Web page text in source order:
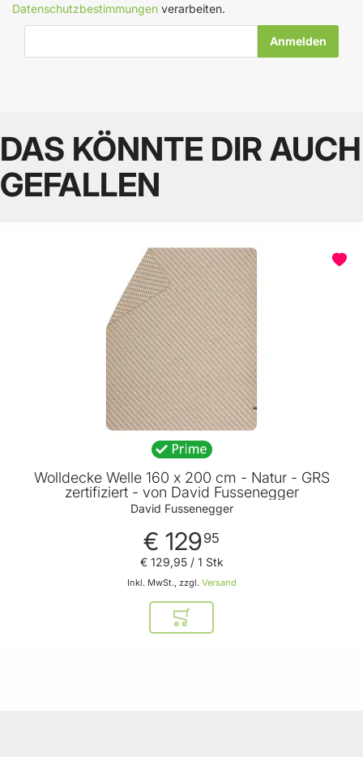
Datenschutzbestimmungen verarbeiten.
DAS KÖNNTE DIR AUCH
GEFALLEN
Wolldecke Welle 160 x 200 cm - Natur - GRS
zertifiziert - von David Fussenegger
David Fussenegger
€ 12995
Inkl. MwSt., zzgl. Versand
€ 129,95/ 1 Stk
In den Warenkorb